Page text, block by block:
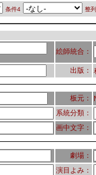
条件4 整
絵師統合：
出版：
板元：
系統分類：
画中文字：
劇場：
演目よみ：